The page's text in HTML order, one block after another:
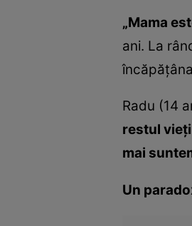
„Mama
ani. La
Radu (14
restul
mai
Un